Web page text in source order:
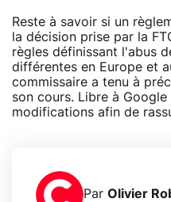
Reste à savoir si un
la décision prise par la
règles définissant l'abus
différentes en Europe et
commissaire a tenu à
son cours. Libre à
modifications afin de
Par Olivier